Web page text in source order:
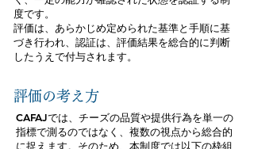
度です。
評価は、あらかじめ定められた基準と手順に基
づき行われ、認証は、評価結果を総合的に判断
したうえで付与されます。
評価の考え方
CAFAJでは、チーズの品質や提供行為を単一の
指標で測るのではなく、複数の視点から総合的
に捉えます。そのため、本制度では以下の枠組